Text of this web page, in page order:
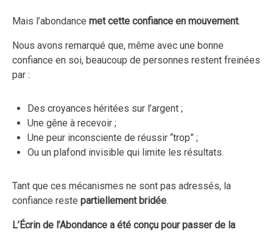
Mais l’abondance met cette confiance en mouvement.
Nous avons remarqué que, même avec une bonne
confiance en soi, beaucoup de personnes restent freinées
par :
Des croyances héritées sur l’argent ;
Une gêne à recevoir ;
Une peur inconsciente de réussir “trop” ;
Ou un plafond invisible qui limite les résultats.
Tant que ces mécanismes ne sont pas adressés, la
confiance reste partiellement bridée.
L’Écrin de l’Abondance a été conçu pour passer de la